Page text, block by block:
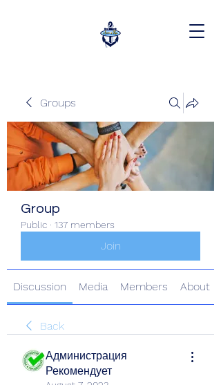
Groups
Group
Public · 137 members
Join
Discussion Media Members About
Back
Администрация
Рекомендует